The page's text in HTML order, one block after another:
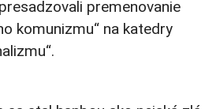
premenovanie
komunizmu“ na katedry